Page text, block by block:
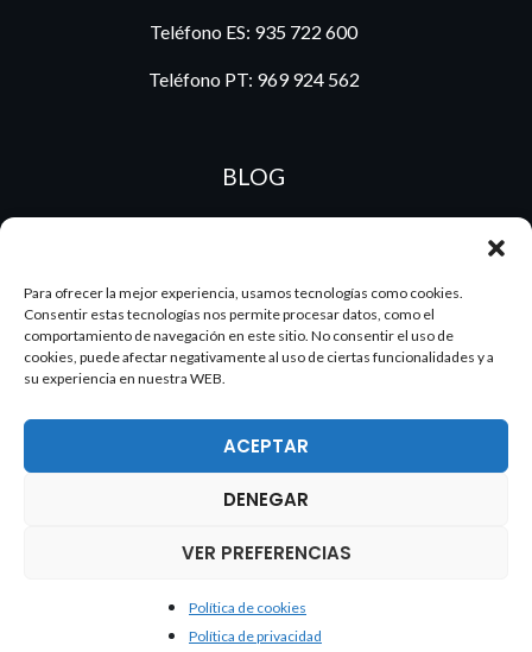
Para ofrecer la mejor experiencia, usamos tecnologías como cookies.
Consentir estas tecnologías nos permite procesar datos, como el
comportamiento de navegación en este sitio. No consentir el uso de
cookies, puede afectar negativamente al uso de ciertas funcionalidades y a
su experiencia en nuestra WEB.
ACEPTAR
DENEGAR
VER PREFERENCIAS
Política de cookies
Política de privacidad
Teléfono ES: 935 722 600
Teléfono PT: 969 924 562
BLOG
2026 Dake. Todos los derechos reservados.
Política de privacidad